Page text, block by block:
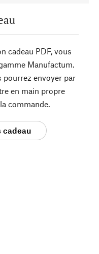
cadeau PDF, vous
Manufactum.
envoyer par
en main propre
commande.
cadeau